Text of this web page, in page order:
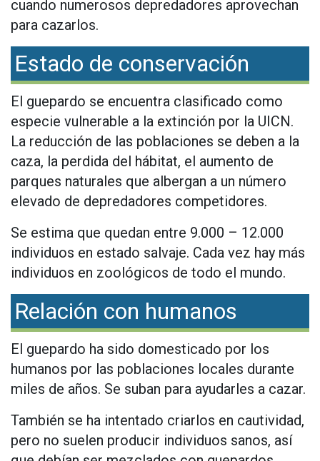
cuando numerosos depredadores aprovechan
para cazarlos.
Estado de conservación
El guepardo se encuentra clasificado como
especie vulnerable a la extinción por la UICN.
La reducción de las poblaciones se deben a la
caza, la perdida del hábitat, el aumento de
parques naturales que albergan a un número
elevado de depredadores competidores.
Se estima que quedan entre 9.000 – 12.000
individuos en estado salvaje. Cada vez hay más
individuos en zoológicos de todo el mundo.
Relación con humanos
El guepardo ha sido domesticado por los
humanos por las poblaciones locales durante
miles de años. Se suban para ayudarles a cazar.
También se ha intentado criarlos en cautividad,
pero no suelen producir individuos sanos, así